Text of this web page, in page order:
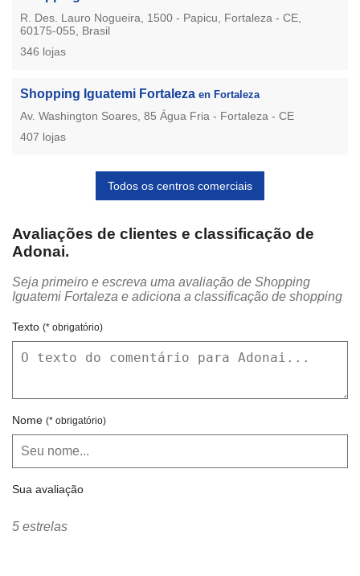
R. Des. Lauro Nogueira, 1500 - Papicu, Fortaleza - CE,
60175-055, Brasil
346 lojas
Shopping Iguatemi Fortaleza en Fortaleza
Av. Washington Soares, 85 Água Fria - Fortaleza - CE
407 lojas
Todos os centros comerciais
Avaliações de clientes e classificação de
Adonai.
Seja primeiro e escreva uma avaliação de Shopping
Iguatemi Fortaleza e adiciona a classificação de shopping
Texto (* obrigatório)
Nome (* obrigatório)
Sua avaliação
5 estrelas